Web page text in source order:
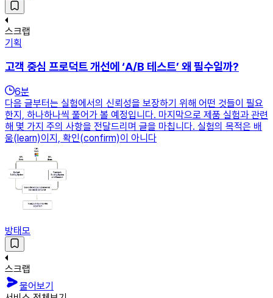
스크랩
기획
고객 중심 프로덕트 개선에 ‘A/B 테스트’ 왜 필수일까?
6분
다음 글부터는 실험에서의 신뢰성을 보장하기 위해 어떤 것들이 필요
한지, 하나하나씩 풀어가 볼 예정입니다. 마지막으로 제품 실험과 관련
해 몇 가지 주의 사항을 전달드리며 글을 마칩니다. 실험의 목적은 배
움(learn)이지, 확인(confirm)이 아니다
방태모
스크랩
물어보기